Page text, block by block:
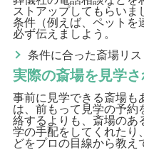
ストアップしてもらいま
条件（例えば、ペットを
必ず伝えましよう。
条件に合った斎場リ
実際の斎場を見学
事前に見学できる斎場も
は、前もって見学の予
絡するよりも、斎場のあ
学の手配をしてくれたり
どをプロの目線から教え